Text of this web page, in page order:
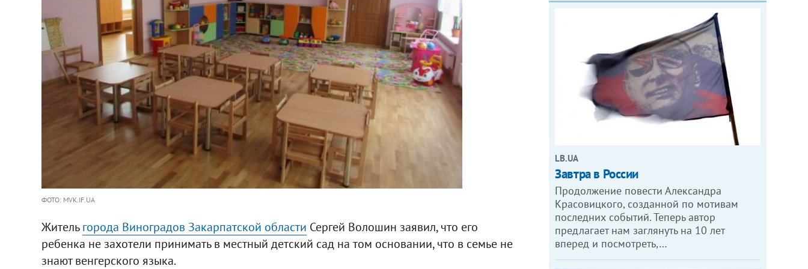
ФОТО: MVK.IF.UA
Жительгорода Виноградов Закарпатской области Сергей Волошин заявил, что его
ребенка не захотели принимать в местный детский сад на том основании, что в семье не
знают венгерского языка.
LB.UA
Завтра в России
Продолжение повести Александра
Красовицкого, созданной по мотивам
последних событий. Теперь автор
предлагает нам заглянуть на 10 лет
вперед и посмотреть,…